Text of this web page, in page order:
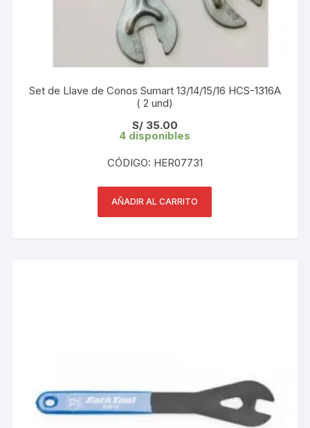
Set de Llave de Conos Sumart 13/14/15/16 HCS-1316A
( 2 und)
S/35.00
4 disponibles
CÓDIGO: HER07731
AÑADIR AL CARRITO